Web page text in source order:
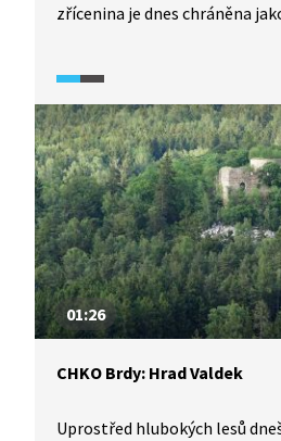
zřícenina je dnes chráněna
vypravíme ke Kamýku a
osidlování tohoto území.
01:26
CHKO Brdy: Hrad Valdek
Uprostřed hlubokých lesů